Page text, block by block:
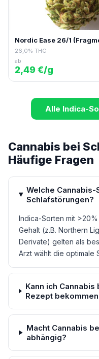
Nordic Ease 26/1
26,0% THC
ab
2,49 €/g
Alle Indica-
Cannabis bei
Häufige Fragen
Welche Cannabis-
Schlafstörungen?
Indica-Sorten mit
Gehalt (z.B. Northern
Derivate) gelten als
Arzt wählt die optimale
Kann ich
Rezept
Macht Cannabis
abhängig?